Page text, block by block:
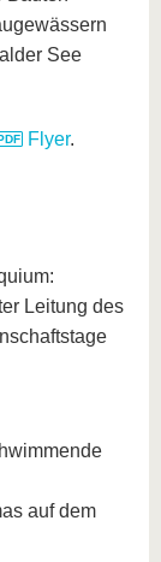
See
Flyer.
Leitung des
auf dem